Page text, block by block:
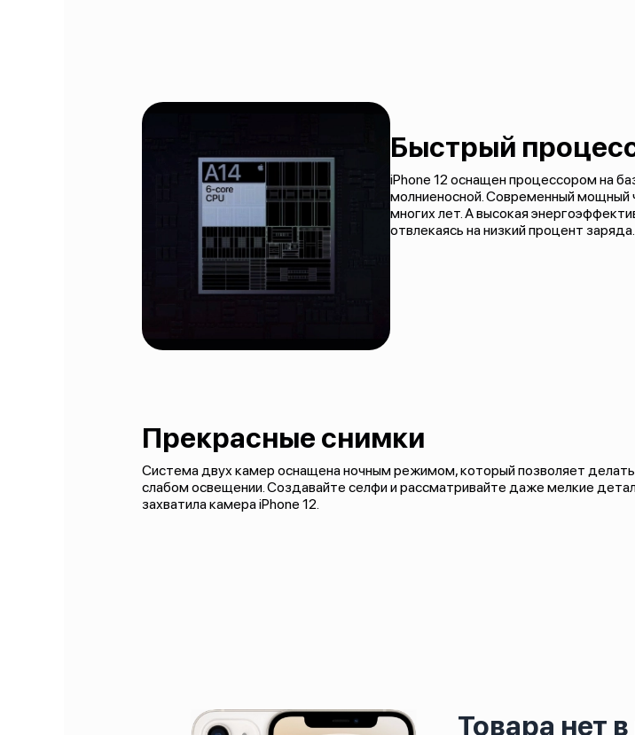
Быстрый
iPhone 12 оснащен процессором на
молниеносной. Современный мощный
многих лет. А высокая
отвлекаясь на низкий процент заряда.
Прекрасные снимки
Система двух камер оснащена ночным режимом, который позволяет
слабом освещении. Создавайте селфи и рассматривайте даже мелкие
захватила камера iPhone 12.
Товара нет